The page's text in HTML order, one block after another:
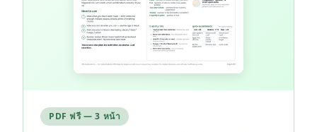
PDF ฟรี — 3 หน้า